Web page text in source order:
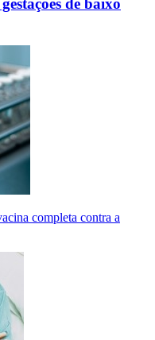
de baixo
completa contra a